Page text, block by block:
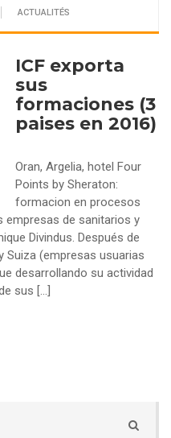
ACTUALITÉS
ICF exporta
sus
formaciones (3
paises en 2016)
Oran, Argelia, hotel Four
Points by Sheraton:
formacion en procesos
empresas de sanitarios y
Divindus. Después de
(empresas usuarias
desarrollando su actividad
sus [...]